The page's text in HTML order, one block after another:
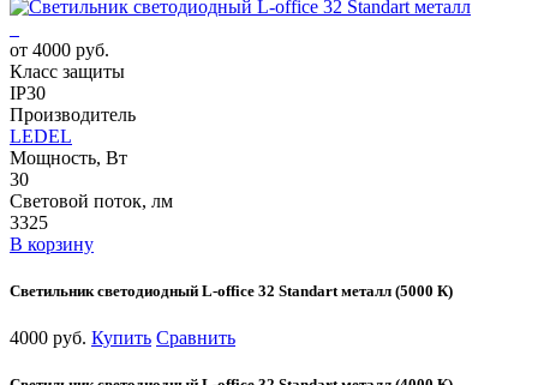
от 4000 руб.
Класс защиты
IP30
Производитель
LEDEL
Мощность, Вт
30
Световой поток, лм
3325
В корзину
Светильник светодиодный L-office 32 Standart металл (5000 К)
4000 руб. Купить Сравнить